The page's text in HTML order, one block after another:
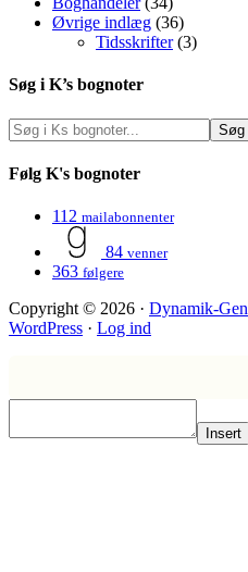
Øvrige indlæg (36)
Tidsskrifter(3)
Søg i K’s bognoter
Følg K's bognoter
112 mailabonnenter
84 venner
363 følgere
Copyright © 2026 · Dynamik-Gen
WordPress · Log ind
Insert